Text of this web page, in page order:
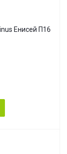
Енисей П16